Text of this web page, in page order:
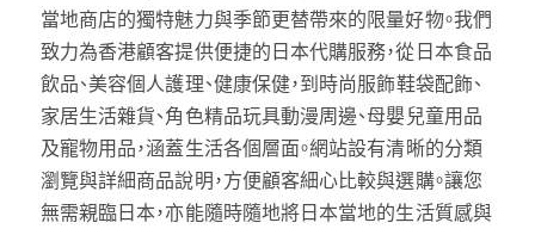
當地商店的獨特魅力與季節更替帶來的限量好物。我們
致力為香港顧客提供便捷的日本代購服務，從日本食品
飲品、美容個人護理、健康保健，到時尚服飾鞋袋配飾、
家居生活雜貨、角色精品玩具動漫周邊、母嬰兒童用品
及寵物用品，涵蓋生活各個層面。網站設有清晰的分類
瀏覽與詳細商品說明，方便顧客細心比較與選購。讓您
無需親臨日本，亦能隨時隨地將日本當地的生活質感與